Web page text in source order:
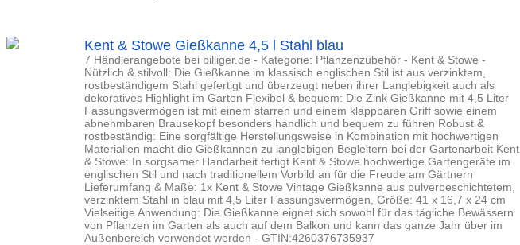
Kent & Stowe Gießkanne 4,5 l Stahl blau
7 Händlerangebote bei billiger.de - Kategorie: Pflanzenzubehör - Kent & Stowe -
Nützlich & stilvoll: Die Gießkanne im klassisch englischen Stil ist aus verzinktem,
rostbeständigem Stahl gefertigt und überzeugt neben ihrer Langlebigkeit auch als
dekoratives Highlight im Garten Flexibel & bequem: Die Zink Gießkanne mit 4,5 Liter
Fassungsvermögen ist mit einem starren und einem klappbaren Griff sowie einem
abnehmbaren Brausekopf besonders handlich und bequem zu führen Robust &
rostbeständig: Eine sorgfältige Herstellungsweise in Kombination mit hochwertigen
Materialien macht die Gießkannen zu langlebigen Begleitern bei der Gartenarbeit Kent
& Stowe: In sorgsamer Handarbeit fertigt Kent & Stowe hochwertige Gartengeräte im
englischen Stil und nach traditionellem Vorbild an für die Freude am Gärtnern
Lieferumfang & Maße: 1x Kent & Stowe Vintage Gießkanne aus pulverbeschichtetem,
verzinktem Stahl in blau mit 4,5 Liter Fassungsvermögen, Größe: 41 x 16,7 x 24 cm
Vielseitige Anwendung: Die Gießkanne eignet sich sowohl für das tägliche Bewässern
von Pflanzen im Garten als auch auf dem Balkon und kann das ganze Jahr über im
Außenbereich verwendet werden - GTIN:4260376735937